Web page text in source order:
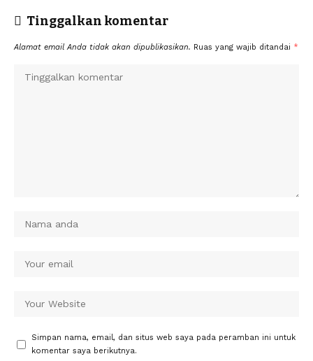
Tinggalkan komentar
Alamat email Anda tidak akan dipublikasikan. Ruas yang wajib ditandai *
Simpan nama, email, dan situs web saya pada peramban ini untuk
komentar saya berikutnya.